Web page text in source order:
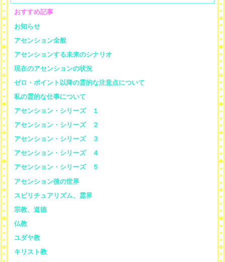
おすすめ記事
お知らせ
アセンション全般
アセンションする未来のシナリオ
現在のアセンションの状況
ゼロ・ポイント以降の霊的な注意点について
私の霊的な仕事について
アセンション・シリーズ １
アセンション・シリーズ ２
アセンション・シリーズ ３
アセンション・シリーズ ４
アセンション・シリーズ ５
アセンション後の世界
スピリチュアリズム、霊界
宗教、道徳
仏教
ユダヤ教
キリスト教